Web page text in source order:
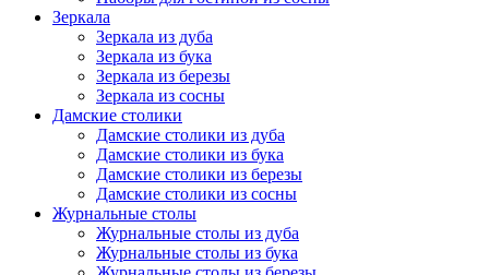
Зеркала
Зеркала из дуба
Зеркала из бука
Зеркала из березы
Зеркала из сосны
Дамские столики
Дамские столики из дуба
Дамские столики из бука
Дамские столики из березы
Дамские столики из сосны
Журнальные столы
Журнальные столы из дуба
Журнальные столы из бука